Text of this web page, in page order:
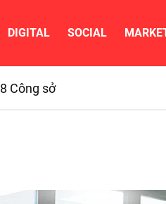
DIGITAL SOCIAL
8 Công sở